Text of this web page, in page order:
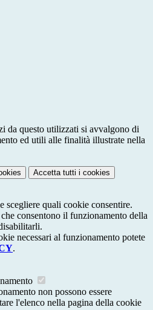
da questo utilizzati si avvalgono di
ed utili alle finalità illustrate nella
Accetta tutti i cookies
scegliere quali cookie consentire.
consentono il funzionamento della
necessari al funzionamento potete
.
non possono essere
l'elenco nella pagina della cookie